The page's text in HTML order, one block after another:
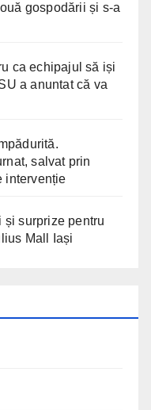
gospodării și s-a
ca echipajul să iși
a anuntat că va
salvat prin
intervenție
și surprize pentru
Mall Iași